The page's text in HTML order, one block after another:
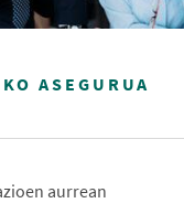
ASEGURUA
aurrean